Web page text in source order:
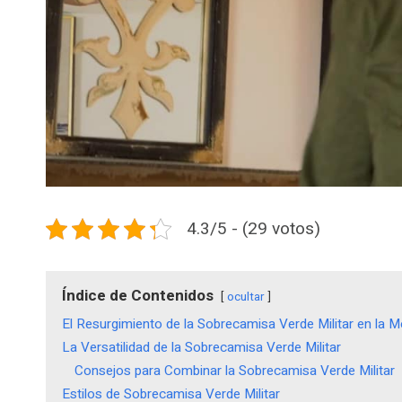
4.3/5 - (29 votos)
Índice de Contenidos ocultar
El Resurgimiento de la Sobrecamisa Verde Militar en la
La Versatilidad de la Sobrecamisa Verde Militar
Consejos para Combinar la Sobrecamisa Verde Militar
Estilos de Sobrecamisa Verde Militar